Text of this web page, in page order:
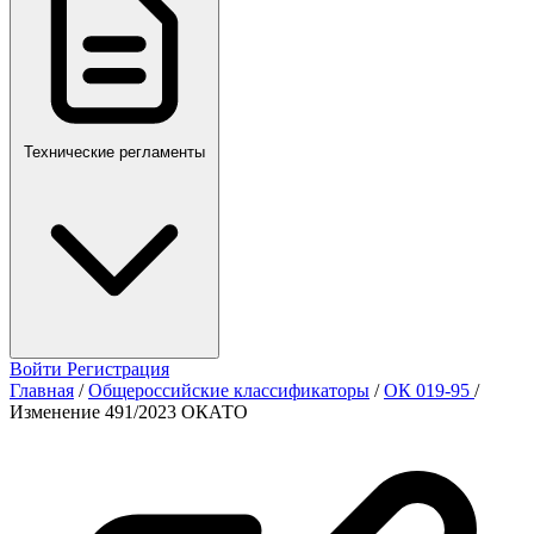
Технические регламенты
Войти Регистрация
Главная / Общероссийские классификаторы / ОК 019-95 /
Изменение 491/2023 ОКАТО